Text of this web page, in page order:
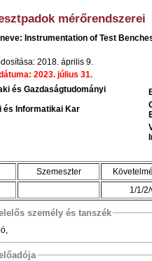
mérőrendszerei
Instrumentation of Test
2018. április 9.
2023. július 31.
és Gazdaságtudományi
és Informatikai Kar
Szemeszter
1/1/2/
személy és tanszék